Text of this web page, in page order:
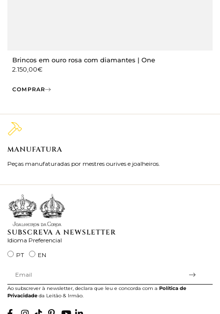
Brincos em ouro rosa com diamantes | One
2.150,00€
COMPRAR
MANUFATURA
Peças manufaturadas por mestres ourives e joalheiros.
SUBSCREVA A NEWSLETTER
Idioma Preferencial
PT
EN
Ao subscrever à newsletter, declara que leu e concorda com a Política de
Privacidade da Leitão & Irmão.